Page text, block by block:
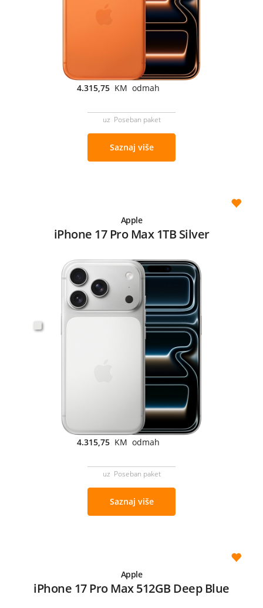
4.315,75 KM odmah
uz Poseban paket
Saznaj više
Apple
iPhone 17 Pro Max 1TB Silver
4.315,75 KM odmah
uz Poseban paket
Saznaj više
Apple
iPhone 17 Pro Max 512GB Deep Blue